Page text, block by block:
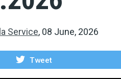
Service, 08 June, 2026
Tweet